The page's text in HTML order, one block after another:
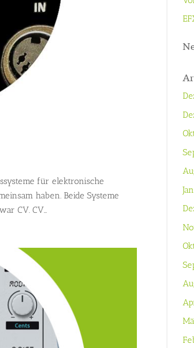
für elektronische
haben. Beide Systeme
CV. CV...